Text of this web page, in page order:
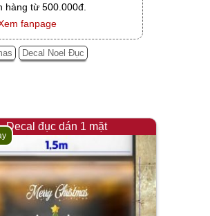
hàng từ 500.000đ.
fanpage
Decal Noel Đục
Decal đục dán 1 mặt